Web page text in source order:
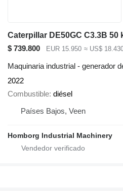
$ 739.800 EUR 15.950 ≈ US$
Maquinaria industrial - generador
2022
Combustible diésel
Países Bajos, Veen
Homborg Industrial Machinery